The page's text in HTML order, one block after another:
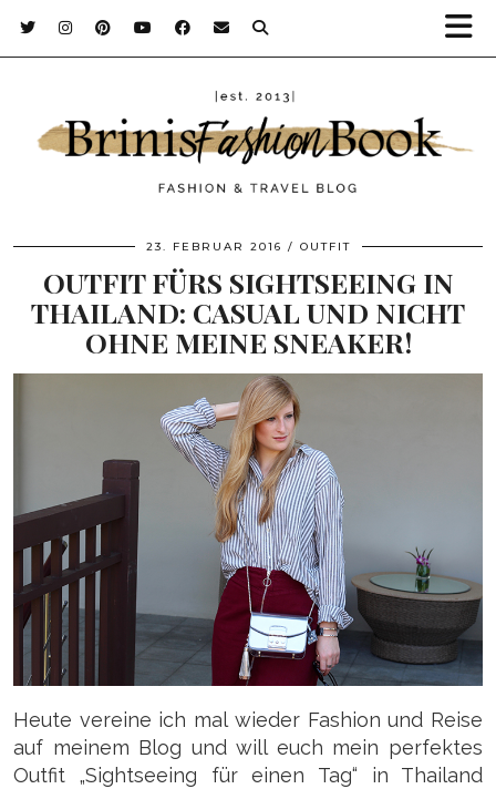
23. FEBRUAR 2016 OUTFIT
OUTFIT FÜRS SIGHTSEEING IN
THAILAND: CASUAL UND NICHT
OHNE MEINE SNEAKER!
Heute vereine ich mal wieder Fashion und Reise
auf meinem Blog und will euch mein perfektes
Outfit „Sightseeing für einen Tag“ in Thailand